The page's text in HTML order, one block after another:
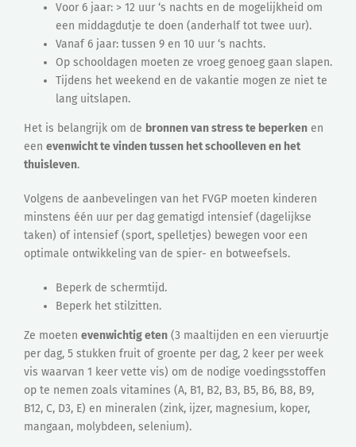
Voor 6 jaar: > 12 uur ‘s nachts en de mogelijkheid om
een middagdutje te doen (anderhalf tot twee uur).
Vanaf 6 jaar: tussen 9 en 10 uur ‘s nachts.
Op schooldagen moeten ze vroeg genoeg gaan slapen.
Tijdens het weekend en de vakantie mogen ze niet te
lang uitslapen.
Het is belangrijk om de bronnen van stress te beperken en
een evenwicht te vinden tussen het schoolleven en het
thuisleven.
Volgens de aanbevelingen van het FVGP moeten kinderen
minstens één uur per dag gematigd intensief (dagelijkse
taken) of intensief (sport, spelletjes) bewegen voor een
optimale ontwikkeling van de spier- en botweefsels.
Beperk de schermtijd.
Beperk het stilzitten.
Ze moeten evenwichtig eten (3 maaltijden en een vieruurtje
per dag, 5 stukken fruit of groente per dag, 2 keer per week
vis waarvan 1 keer vette vis) om de nodige voedingsstoffen
op te nemen zoals vitamines (A, B1, B2, B3, B5, B6, B8, B9,
B12, C, D3, E) en mineralen (zink, ijzer, magnesium, koper,
mangaan, molybdeen, selenium).